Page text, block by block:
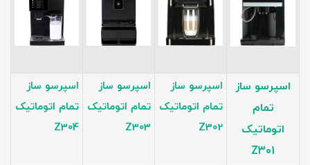
اسپرسو ساز
تمام
اتوماتیک
Z301
اسپرسو ساز
تمام اتوماتیک
Z302
اسپرسو ساز
تمام اتوماتیک
Z303
اسپرسو ساز
تمام اتوماتیک
Z304